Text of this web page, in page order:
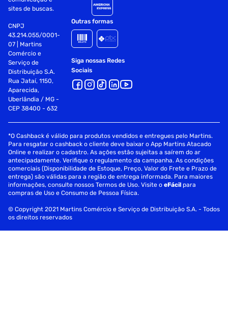
sites de buscas.
CNPJ
43.214.055/0001-
07 | Martins
Comércio e
Serviço de
Distribuição S.A.
Rua Jataí, 1150,
Aparecida,
Uberlândia / MG -
CEP 38400 - 632
Outras formas
Siga nossas Redes
Sociais
*O Cashback é válido para produtos vendidos e entregues pelo Martins.
Para resgatar o cashback o cliente deve baixar o App Martins Atacado
Online e realizar o cadastro. As ações estão sujeitas a saírem do ar
antecipadamente. Verifique o regulamento da campanha. As condições
comerciais (Disponibilidade de Estoque, Preço, Valor do Frete e Prazo de
entrega) são válidas para a região de entrega informada. Para maiores
informações, consulte nossos Termos de Uso. Visite oeFácil para
compras de Uso e Consumo de Pessoa Física.
© Copyright 2021 Martins Comércio e Serviço de Distribuição S.A. - Todos
os direitos reservados